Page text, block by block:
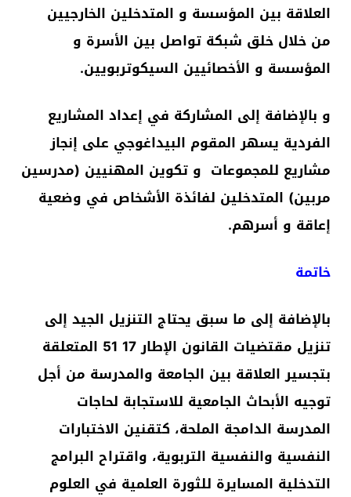
العلاقة بين المؤسسة و المتدخلين الخارجيين
من خلال خلق شبكة تواصل بين الأسرة و
المؤسسة و الأخصائيين السيكوتربويين.
و بالإضافة إلى المشاركة في إعداد المشاريع
الفردية يسهر المقوم البيداغوجي على إنجاز
مشاريع للمجموعات و تكوين المهنيين (مدرسين
مربين) المتدخلين لفائذة الأشخاص في وضعية
إعاقة و أسرهم.
خاتمة
بالإضافة إلى ما سبق يحتاج التنزيل الجيد إلى
تنزيل مقتضيات القانون الإطار 17 51 المتعلقة
بتجسير العلاقة بين الجامعة والمدرسة من أجل
توجيه الأبحاث الجامعية للاستجابة لحاجات
المدرسة الدامجة الملحة، كتقنين الاختبارات
النفسية والنفسية التربوية، واقتراح البرامج
التدخلية المسايرة للثورة العلمية في العلوم